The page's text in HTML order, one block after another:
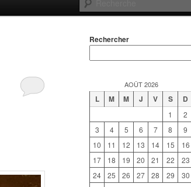
Rechercher
AOÛT 2026
L M M J V S D
1
2
3
4 5 6 7 8
9
10
11 12 13 14 15
16
17
18 19 20 21 22
23
24
25 26 27 28 29
30